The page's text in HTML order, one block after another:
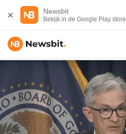
Newsbit
Bekijk in de Google Play store